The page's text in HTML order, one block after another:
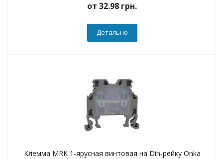
от 32.98 грн.
Детально
Клемма MRK 1-ярусная винтовая на Din-рейку Onka